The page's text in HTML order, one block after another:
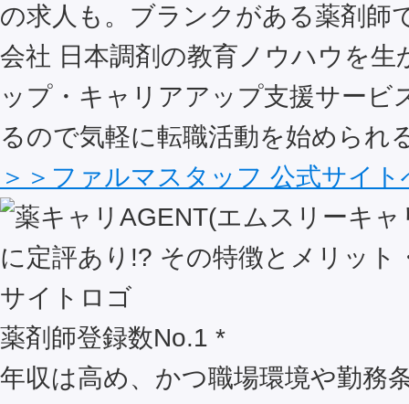
の求人も。ブランクがある薬剤師
会社 日本調剤の教育ノウハウを生
ップ・キャリアアップ支援サービ
るので気軽に転職活動を始められ
＞＞ファルマスタッフ 公式サイト
薬剤師登録数No.1 *
年収は高め、かつ職場環境や勤務